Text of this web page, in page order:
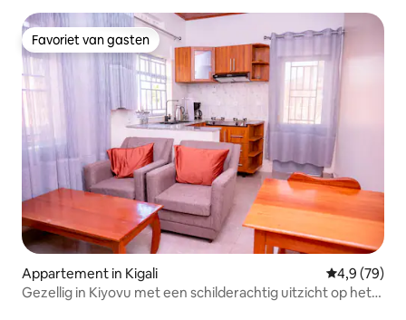
Favoriet van gasten
Favoriet van gasten
Appartement in Kigali Gemiddelde
4,9 (79)
Gezellig in Kiyovu met een schilderachtig uitzicht op het